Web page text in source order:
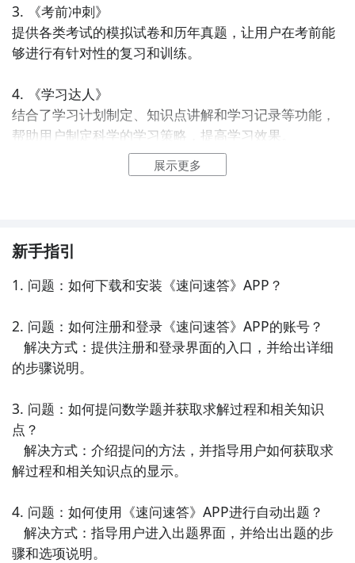
3. 《考前冲刺》
提供各类考试的模拟试卷和历年真题，让用户在考前能
够进行有针对性的复习和训练。
4. 《学习达人》
结合了学习计划制定、知识点讲解和学习记录等功能，
帮助用户制定科学的学习策略，提高学习效果。
6. 《学科精灵》
集合了各科的视频讲解、学习笔记和习题库，旨在帮助
7. 《考试宝典》
提供各类考试的备考资料和经验分享，包括复习计划、
8. 《学习指南》
提供学习方法、记忆技巧和解题思路等实用的学习指
导，帮助用户提高学习效率和解题能力。
9. 《考试攻略》
整理了各类考试的应试技巧、备考经验和心理调节方
法，帮助用户在考试中保持良好状态，取得优异成绩。
展示更多
新手指引
1. 问题：如何下载和安装《速问速答》APP？
2. 问题：如何注册和登录《速问速答》APP的账号？
的步骤说明。
3. 问题：如何提问数学题并获取求解过程和相关知识
点？
解过程和相关知识点的显示。
4. 问题：如何使用《速问速答》APP进行自动出题？
骤和选项说明。